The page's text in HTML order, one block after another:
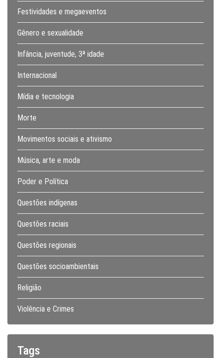
Festividades e megaeventos
Gênero e sexualidade
Infância, juventude, 3ª idade
Internacional
Mídia e tecnologia
Morte
Movimentos sociais e ativismo
Música, arte e moda
Poder e Política
Questões indígenas
Questões raciais
Questões regionais
Questões socioambientais
Religião
Violência e Crimes
Tags